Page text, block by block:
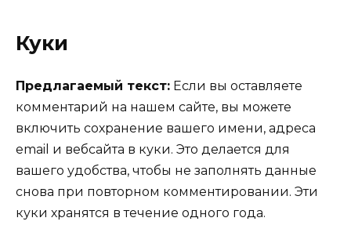
Куки
Предлагаемый текст: Если вы оставляете
комментарий на нашем сайте, вы можете
включить сохранение вашего имени, адреса
email и вебсайта в куки. Это делается для
вашего удобства, чтобы не заполнять данные
снова при повторном комментировании. Эти
куки хранятся в течение одного года.